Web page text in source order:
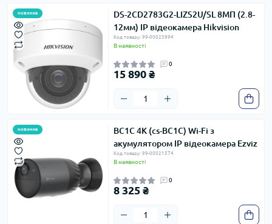
новинка
DS-2CD2783G2-LIZS2U/SL 8МП (2.8-
12мм) IP відеокамера Hikvision
Код товару: 99-00023994
В наявності
0
15 890 ₴
новинка
BC1C 4K (cs-BC1C) Wi-Fi з
акумулятором IP відеокамера Ezviz
Код товару: 99-00021574
В наявності
0
8 325 ₴